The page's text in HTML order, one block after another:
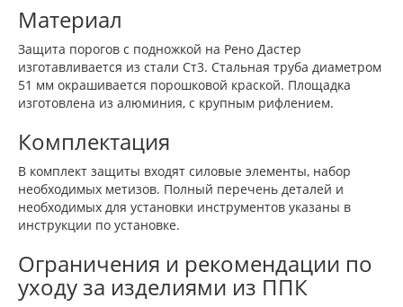
Материал
Защита порогов с подножкой на Рено Дастер
изготавливается из стали Ст3. Стальная труба диаметром
51 мм окрашивается порошковой краской. Площадка
изготовлена из алюминия, с крупным рифлением.
Комплектация
В комплект защиты входят силовые элементы, набор
необходимых метизов. Полный перечень деталей и
необходимых для установки инструментов указаны в
инструкции по установке.
Ограничения и рекомендации по
уходу за изделиями из ППК